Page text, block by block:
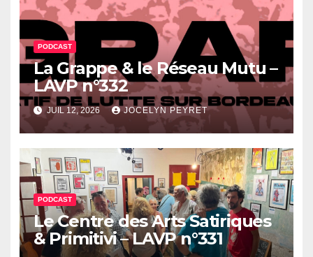
PODCAST
La Grappe & le Réseau Mutu –
LAVP n°332
JUIL 12, 2026 JOCELYN PEYRET
PODCAST
Le Centre des Arts Satiriques
& Primitivi – LAVP n°331